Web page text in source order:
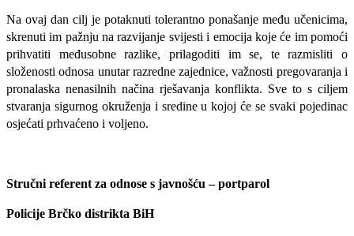
Na ovaj dan cilj je potaknuti tolerantno ponašanje među učenicima,
skrenuti im pažnju na razvijanje svijesti i emocija koje će im pomoći
prihvatiti međusobne razlike, prilagoditi im se, te razmisliti o
složenosti odnosa unutar razredne zajednice, važnosti pregovaranja i
pronalaska nenasilnih načina rješavanja konflikta. Sve to s ciljem
stvaranja sigurnog okruženja i sredine u kojoj će se svaki pojedinac
osjećati prhvaćeno i voljeno.
Stručni referent za odnose s javnošću – portparol
Policije Brčko distrikta BiH